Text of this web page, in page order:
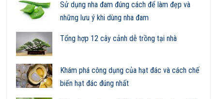
Sử dụng nha đam đúng cách để làm đẹp và
những lưu ý khi dùng nha đam
Tổng hợp 12 cây cảnh dễ trồng tại nhà
Khám phá công dụng của hạt đác và cách chế
biến hạt đác đúng nhất